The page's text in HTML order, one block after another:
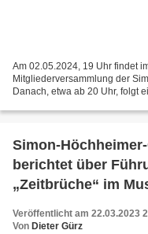
Am 02.05.2024, 19 Uhr findet
Mitgliederversammlung der
Danach, etwa ab 20 Uhr, folgt
Simon-
berichtet über
„Zeitbrüche“ im
Veröffentlicht am 22.03.2023
Von Dieter Gürz